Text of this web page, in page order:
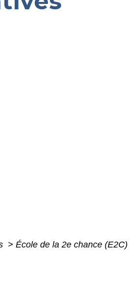
> École de la 2e chance (E2C)